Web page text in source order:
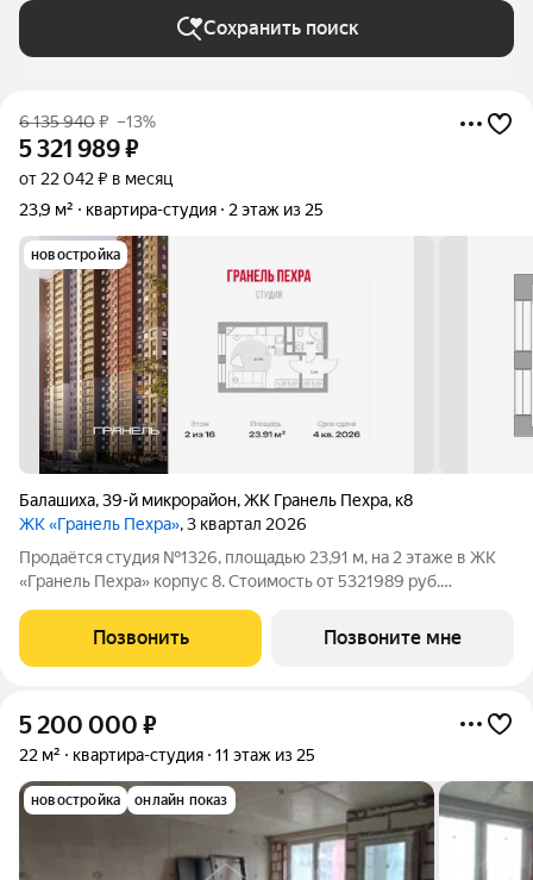
Сохранить поиск
6 135 940₽ –13%
5 321 989₽
от 22 042 ₽ в месяц
23,9 м²
квартира-студия 2 этаж из 25
новостройка
Балашиха,39-й микрорайон,ЖК Гранель Пехра, к8
ЖК «Гранель Пехра», 3 квартал 2026
Продаётся студия №1326, площадью 23,91 м, на 2 этаже в ЖК
«Гранель Пехра» корпус 8. Стоимость от 5321989 руб.
улицу. Современный комплекс «Гранель Пехра» расположен в
северной части Балашихи, в
Позвонить Позвоните мне
5 200 000 ₽
22 м² квартира-студия 11 этаж из 25
новостройка онлайн показ